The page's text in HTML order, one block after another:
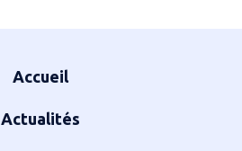
Accueil
Actualités